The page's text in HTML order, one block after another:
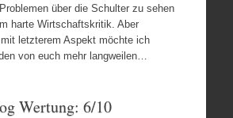
über die Schulter zu sehen
harte Wirtschaftskritik. Aber
letzterem Aspekt möchte ich
von euch mehr langweilen…
Wertung: 6/10